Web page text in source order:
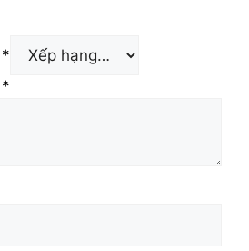
*
*